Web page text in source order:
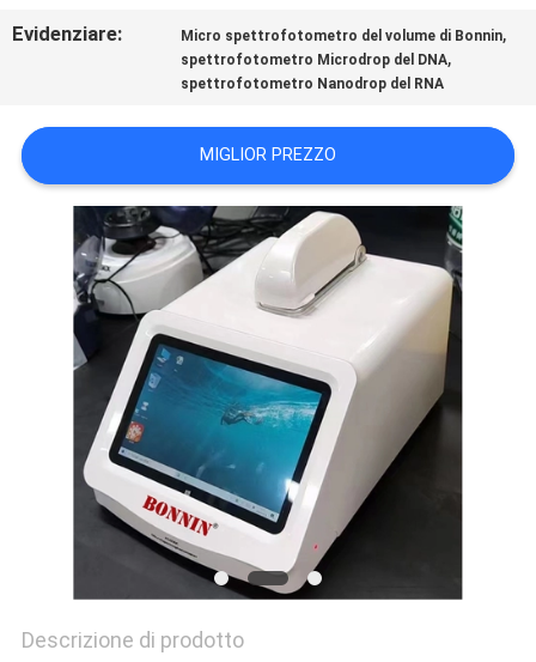
DEL
SITO
PRIVACY
POLICY
Evidenziare: Micro spettrofotometro del volume di Bonnin,
spettrofotometro Microdrop del DNA,
spettrofotometro Nanodrop del RNA
MIGLIOR PREZZO
Descrizione di prodotto